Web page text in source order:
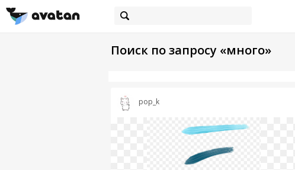
Поиск по запросу «много»
pop_k